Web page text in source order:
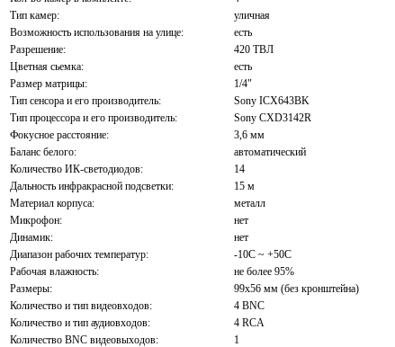
Тип камер:
уличная
Возможность использования на улице:
есть
Разрешение:
420 ТВЛ
Цветная сьемка:
есть
Размер матрицы:
1/4"
Тип сенсора и его производитель:
Sony ICX643BK
Тип процессора и его производитель:
Sony CXD3142R
Фокусное расстояние:
3,6 мм
Баланс белого:
автоматический
Количество ИК-светодиодов:
14
Дальность инфракрасной подсветки:
15 м
Материал корпуса:
металл
Микрофон:
нет
Динамик:
нет
Диапазон рабочих температур:
-10С ~ +50С
Рабочая влажность:
не более 95%
Размеры:
99х56 мм (без кронштейна)
Количество и тип видеовходов:
4 BNC
Количество и тип аудиовходов:
4 RCA
Количество BNC видеовыходов:
1